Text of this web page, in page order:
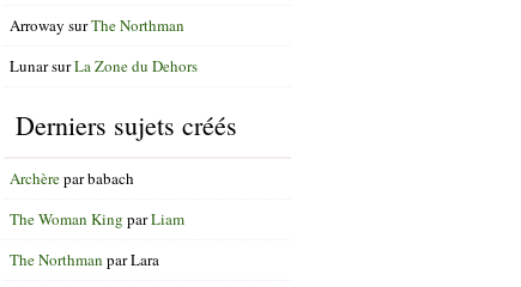
Arroway surThe Northman
LunarsurLa Zone du Dehors
Derniers sujets créés
Archèreparbabach
The Woman King parLiam
The Northman parLara